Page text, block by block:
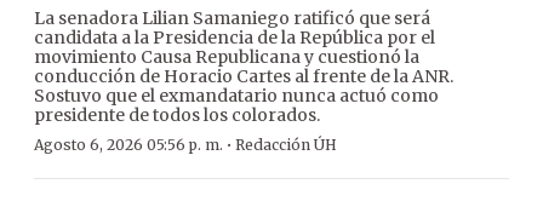
La senadora Lilian Samaniego ratificó que será
candidata a la Presidencia de la República por el
movimiento Causa Republicana y cuestionó la
conducción de Horacio Cartes al frente de la ANR.
Sostuvo que el exmandatario nunca actuó como
presidente de todos los colorados.
Agosto 6, 2026 05:56 p. m. · Redacción ÚH